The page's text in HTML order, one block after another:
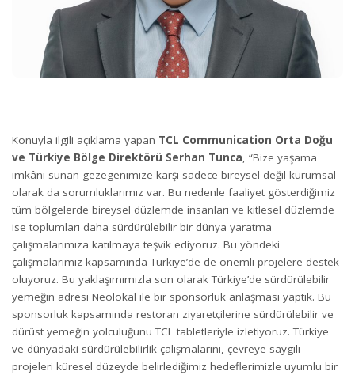
Konuyla ilgili açıklama yapan TCL Communication Orta Doğu
ve Türkiye Bölge Direktörü Serhan Tunca, “Bize yaşama
imkânı sunan gezegenimize karşı sadece bireysel değil kurumsal
olarak da sorumluklarımız var. Bu nedenle faaliyet gösterdiğimiz
tüm bölgelerde bireysel düzlemde insanları ve kitlesel düzlemde
ise toplumları daha sürdürülebilir bir dünya yaratma
çalışmalarımıza katılmaya teşvik ediyoruz. Bu yöndeki
çalışmalarımız kapsamında Türkiye’de de önemli projelere destek
oluyoruz. Bu yaklaşımımızla son olarak Türkiye’de sürdürülebilir
yemeğin adresi Neolokal ile bir sponsorluk anlaşması yaptık. Bu
sponsorluk kapsamında restoran ziyaretçilerine sürdürülebilir ve
dürüst yemeğin yolculuğunu TCL tabletleriyle izletiyoruz. Türkiye
ve dünyadaki sürdürülebilirlik çalışmalarını, çevreye saygılı
projeleri küresel düzeyde belirlediğimiz hedeflerimizle uyumlu bir